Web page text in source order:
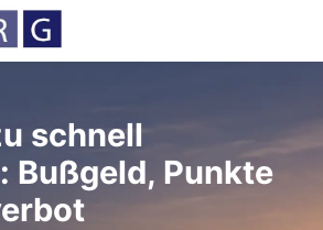
schnell
Bußgeld, Punkte